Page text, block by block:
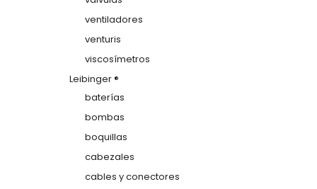
ventiladores
venturis
viscosímetros
Leibinger ®
baterías
bombas
boquillas
cabezales
cables y conectores